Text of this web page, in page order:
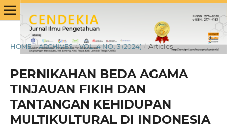
HOME / ARCHIVES / VOL. 4 NO. 3 (2024) / Articles
PERNIKAHAN BEDA AGAMA
TINJAUAN FIKIH DAN
TANTANGAN KEHIDUPAN
MULTIKULTURAL DI INDONESIA